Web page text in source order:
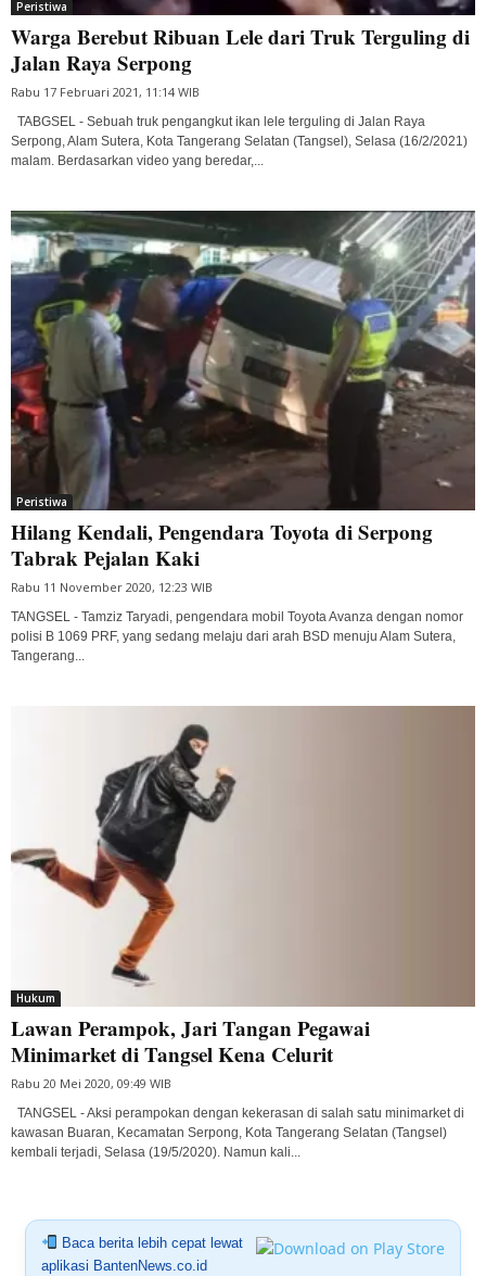
Peristiwa
Warga Berebut Ribuan Lele dari Truk Terguling di
Jalan Raya Serpong
Rabu 17 Februari 2021, 11:14 WIB
TABGSEL - Sebuah truk pengangkut ikan lele terguling di Jalan Raya
Serpong, Alam Sutera, Kota Tangerang Selatan (Tangsel), Selasa (16/2/2021)
malam. Berdasarkan video yang beredar,...
Peristiwa
Hilang Kendali, Pengendara Toyota di Serpong
Tabrak Pejalan Kaki
Rabu 11 November 2020, 12:23 WIB
TANGSEL - Tamziz Taryadi, pengendara mobil Toyota Avanza dengan nomor
polisi B 1069 PRF, yang sedang melaju dari arah BSD menuju Alam Sutera,
Tangerang...
Hukum
Lawan Perampok, Jari Tangan Pegawai
Minimarket di Tangsel Kena Celurit
Rabu 20 Mei 2020, 09:49 WIB
TANGSEL - Aksi perampokan dengan kekerasan di salah satu minimarket di
kawasan Buaran, Kecamatan Serpong, Kota Tangerang Selatan (Tangsel)
kembali terjadi, Selasa (19/5/2020). Namun kali...
Baca berita lebih cepat lewat
aplikasi BantenNews.co.id